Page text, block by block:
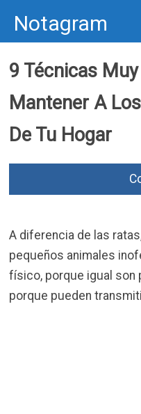
Notagram
to
content
9 Técnicas
Mantener A
De Tu Hogar
A diferencia de las
pequeños animales
físico, porque igual son
porque pueden